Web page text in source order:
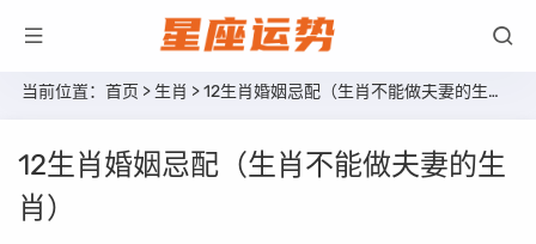
当前位置： 首页 > 生肖 > 12生肖婚姻忌配（生肖不能做夫妻的生肖）
12生肖婚姻忌配（生肖不能做夫妻的生
肖）